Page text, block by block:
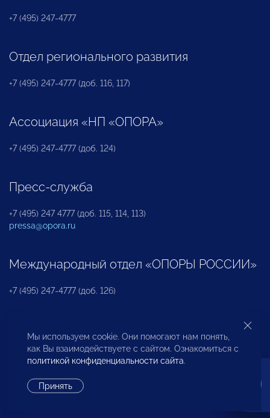
+7 (495) 247-4777
Отдел регионального развития
+7 (495) 247-4777 (доб. 116, 117)
Ассоциация «НП «ОПОРА»
+7 (495) 247-4777 (доб. 124)
Пресс-служба
+7 (495) 247 4777 (доб. 115, 114, 113)
pressa@opora.ru
Международный отдел «ОПОРЫ РОССИИ»
+7 (495) 247-4777 (доб. 126)
Бюро по защите прав предпринимателей и
инвесторов
Мы используем cookie. Они помогают нам понять,
как Вы взаимодействуете с сайтом. Ознакомиться с
политикой конфиденциальности сайта.
Принять